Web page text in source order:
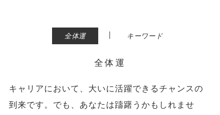
全体運 | キーワード
全体運
キャリアにおいて、大いに活躍できるチャンスの
到来です。でも、あなたは躊躇うかもしれませ